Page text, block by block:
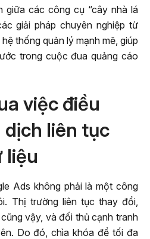
giữa các công cụ “cây nhà lá
giải pháp chuyên nghiệp từ
thống quản lý mạnh mẽ, giúp
trong cuộc đua quảng cáo
việc điều
liên tục
liệu
Ads không phải là một công
Thị trường liên tục thay đổi,
vậy, và đối thủ cạnh tranh
Do đó, chìa khóa để tối đa